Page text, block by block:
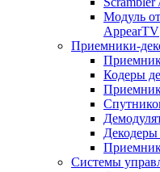
Модуль
AppearTV
Приемники-
Кодеры
Системы